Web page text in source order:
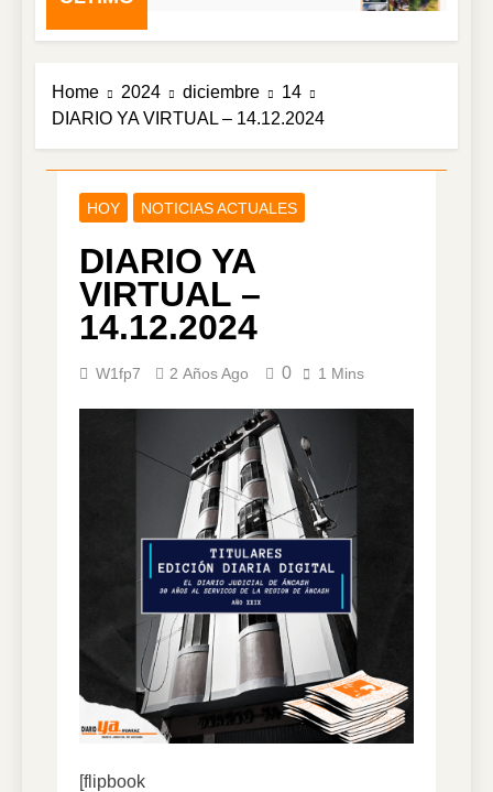
Home 2024 diciembre
14
DIARIO YA VIRTUAL – 14.12.2024
HOY NOTICIAS ACTUALES
DIARIO YA
VIRTUAL –
14.12.2024
W1fp7 2 Años Ago 0 1 Mins
[flipbook